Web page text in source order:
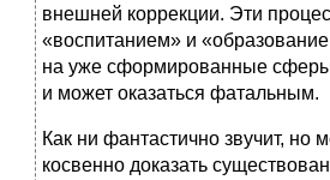
внешней коррекции. Эти
«воспитанием» и
на уже сформированные
и может оказаться фатальным.
Как ни фантастично звучит, но
косвенно доказать